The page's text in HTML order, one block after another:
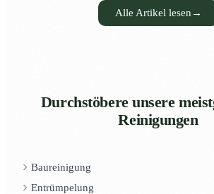
Alle Artikel lesen →
Durchstöbere unsere
Reinigungen
Baureinigung
Entrümpelung